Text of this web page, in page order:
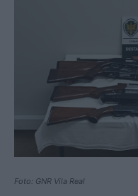
Foto: GNR Vila Real